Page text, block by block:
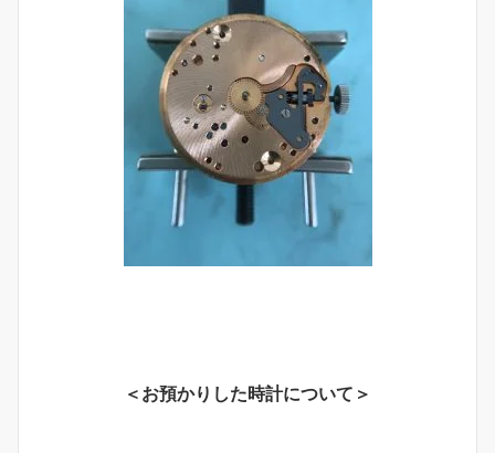
＜お預かりした時計について＞